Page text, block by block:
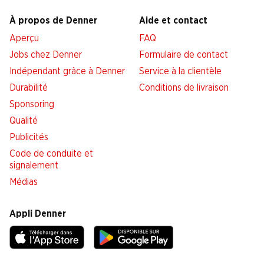
À propos de Denner
Aperçu
Jobs chez Denner
Indépendant grâce à Denner
Durabilité
Sponsoring
Qualité
Publicités
Code de conduite et
signalement
Médias
Aide et contact
FAQ
Formulaire de contact
Service à la clientèle
Conditions de livraison
Appli Denner